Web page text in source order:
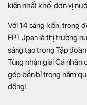
kiến nhất khối đơn vị
Với 14 sáng kiến, trong
FPT Jpan là thị trường
sáng tạo trong Tập
Tùng nhận giải Cá nhân
góp bền bỉ trong năm
đồng!